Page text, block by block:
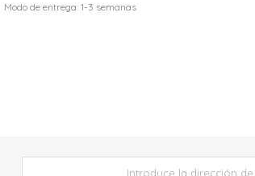
Modo de entrega: 1-3 semanas